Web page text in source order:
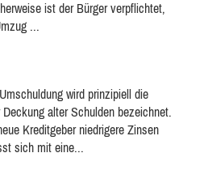
ist der Bürger verpflichtet,
...
wird prinzipiell die
alter Schulden bezeichnet.
Kreditgeber niedrigere Zinsen
sich mit eine...